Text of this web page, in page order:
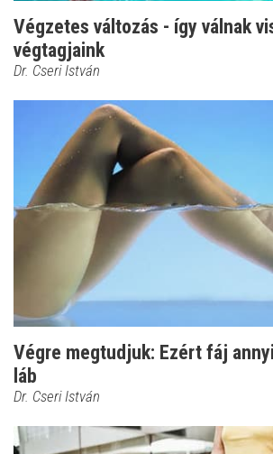
Végzetes változás - így válnak
végtagjaink
Dr. Cseri István
Végre megtudjuk: Ezért fáj
láb
Dr. Cseri István